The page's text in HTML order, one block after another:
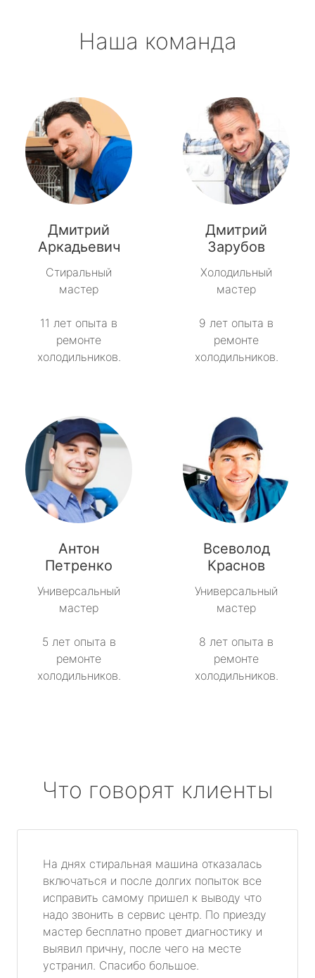
Наша команда
Дмитрий
Аркадьевич
Стиральный
мастер
11 лет опыта в
ремонте
холодильников.
Дмитрий
Зарубов
Холодильный
мастер
9 лет опыта в
ремонте
холодильников.
Антон
Петренко
Универсальный
мастер
5 лет опыта в
ремонте
холодильников.
Всеволод
Краснов
Универсальный
мастер
8 лет опыта в
ремонте
холодильников.
Что говорят клиенты
На днях стиральная машина отказалась
включаться и после долгих попыток все
исправить самому пришел к выводу что
надо звонить в сервис центр. По приезду
мастер бесплатно провет диагностику и
выявил причну, после чего на месте
устранил. Спасибо большое.